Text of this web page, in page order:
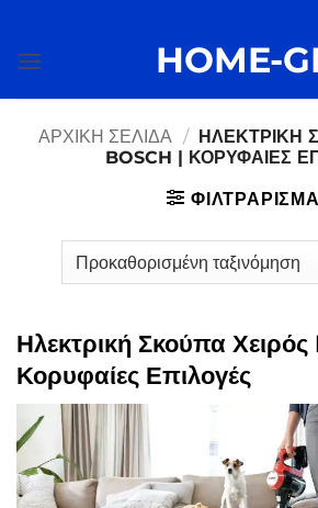
περιεχόμενο
HOME-
ΑΡΧΙΚΉ ΣΕΛΊΔΑ / ΗΛΕΚΤΡΙΚΉ
BOSCH | ΚΟΡΥΦΑΊΕΣ
ΦΙΛΤΡΆΡΙΣΜΑ
Ηλεκτρική Σκούπα
Κορυφαίες Επιλογές